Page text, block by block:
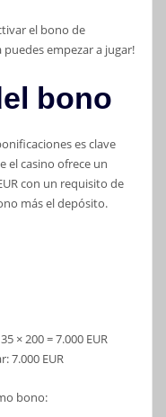
el bono de
puedes empezar a jugar!
bono
es clave
el casino ofrece un
con un requisito de
más el depósito.
× 200 = 7.000 EUR
7.000 EUR
bono: